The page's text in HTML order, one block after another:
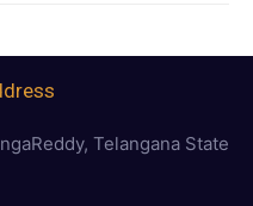
Telangana State